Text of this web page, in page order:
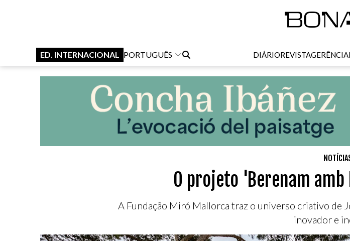
ED. INTERNACIONAL PORTUGUÊS DIÁRIOREVISTAGERÊNCIA
O projeto 'Berenam
A Fundação Miró Mallorca traz o universo criativo de
inovador e